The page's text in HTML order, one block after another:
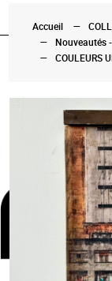
Accueil
Nouveautés
COULEURS